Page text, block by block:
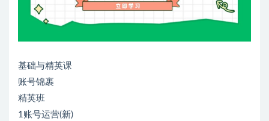
基础与精英课
账号锦裹
精英班
1账号运营(新)